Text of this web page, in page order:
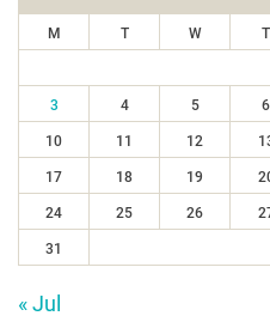
M T W T
3 4 5 6
10 11 12
17 18 19
24 25 26
31
« Jul